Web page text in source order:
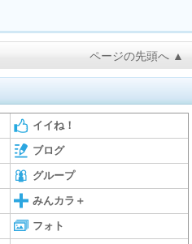
ページの先頭へ ▲
イイね！
ブログ
グループ
みんカラ＋
フォト